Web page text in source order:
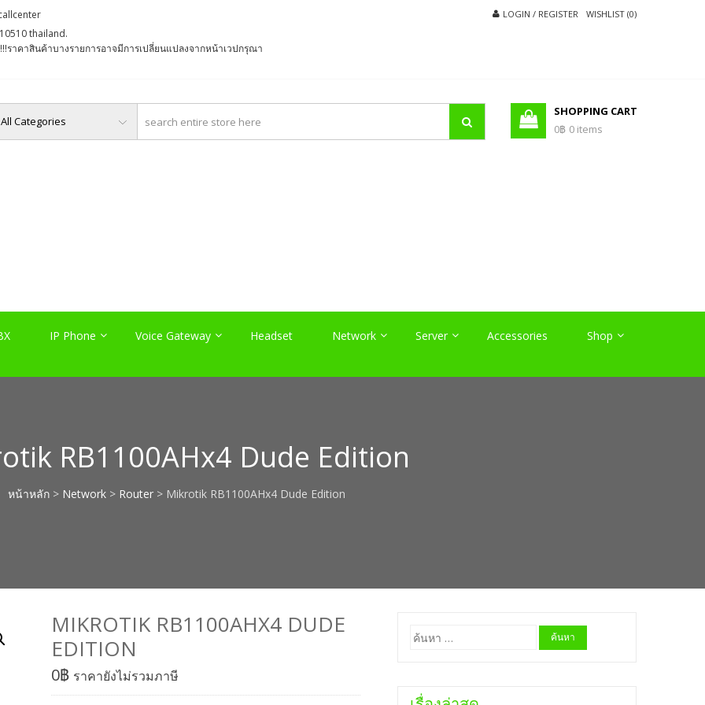
thailand.
าคาสินค้าบางรายการอาจมีการเปลี่ยนแปลงจากหน้าเวปกรุณา
LOGIN / REGISTER WISHLIST (0)
SHOPPING CART
0฿ 0 items
IP Phone Voice Gateway Headset Network Server Accessories Shop
RB1100AHx4 Dude Edition
หน้าหลัก> Network> Router> Mikrotik RB1100AHx4 Dude Edition
MIKROTIK RB1100AHX4 DUDE
EDITION
0฿ ราคายังไม่รวมภาษี
ค้นหา
สำหรับ: